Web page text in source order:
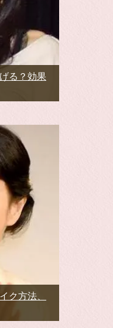
る？効果
ク方法、